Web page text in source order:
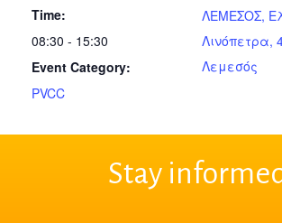
Time:
08:30 - 15:30
Event Category:
PVCC
ΛΕΜΕΣΟΣ,
Λινόπετρα,
Λεμεσός
Stay